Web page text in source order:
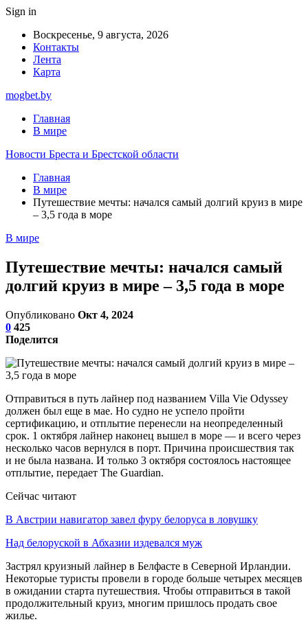
Sign in
Воскресенье, 9 августа, 2026
Контакты
Лента
Карта
mogbet.by
Главная
В мире
Новости Бреста и Брестской области
Главная
В мире
Путешествие мечты: начался самый долгий круиз в мире
– 3,5 года в море
В мире
Путешествие мечты: начался самый
долгий круиз в мире – 3,5 года в море
Опубликовано Окт 4, 2024
0 425
Поделится
Отправиться в путь лайнер под названием Villa Vie Odyssey
должен был еще в мае. Но судно не успело пройти
сертификацию, и отплытие перенесли на неопределенный
срок. 1 октября лайнер наконец вышел в море — и всего через
несколько часов вернулся в порт. Причина происшествия так
и не была названа. И только 3 октября состоялось настоящее
отплытие, передает The Guardian.
Сейчас читают
В Австрии навигатор завел фуру белоруса в ловушку
Над белоруской в Абхазии издевался муж
Застрял круизный лайнер в Белфасте в Северной Ирландии.
Некоторые туристы провели в городе больше четырех месяцев
в ожидании старта путешествия. Чтобы отправиться в такой
продолжительный круиз, многим пришлось продать свое
жилье.